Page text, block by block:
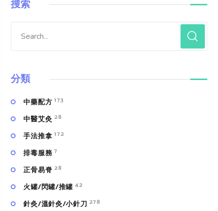
搜索
分類
中藥配方 173
中醫艾灸 28
手法推拿 172
排毒服務 7
正骨易脊 28
火罐/閃罐/推罐 42
針灸/溫針灸/小針刀 278